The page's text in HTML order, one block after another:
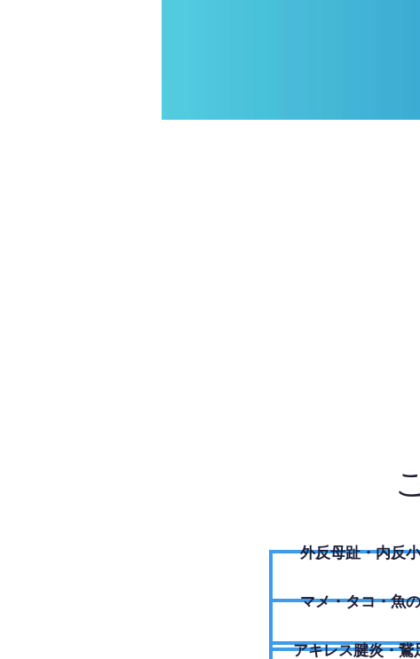
外反母趾・内反
マメ・タコ・魚
アキレス腱炎・鵞